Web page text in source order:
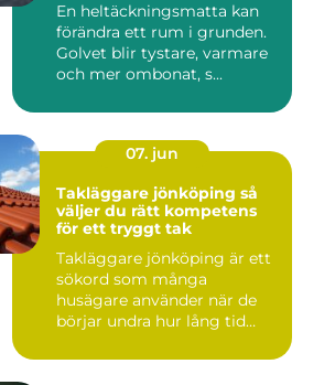
En heltäckningsmatta kan
förändra ett rum i grunden.
Golvet blir tystare, varmare
och mer ombonat, s...
07. jun
Takläggare jönköping så
väljer du rätt kompetens
för ett tryggt tak
Takläggare jönköping är ett
sökord som många
husägare använder när de
börjar undra hur lång tid